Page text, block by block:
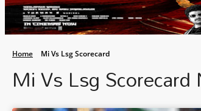
Home Mi Vs Lsg Scorecard
Mi Vs Lsg